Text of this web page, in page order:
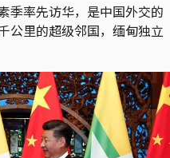
率先访华，是中国外交的
公里的超级邻国，缅甸独立